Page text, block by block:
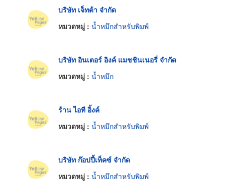
บริษัท เจ็ทต้า จำกัด
หมวดหมู่ : น้ำหมึกสำหรับพิมพ์
บริษัท อินเตอร์ อิงค์ แมชชินเนอรี่ จำกัด
หมวดหมู่ : น้ำหมึก
ร้าน ไอที อิ้งค์
หมวดหมู่ : น้ำหมึกสำหรับพิมพ์
บริษัท ก๊อปปี้เท็คซ์ จำกัด
หมวดหมู่ : น้ำหมึกสำหรับพิมพ์